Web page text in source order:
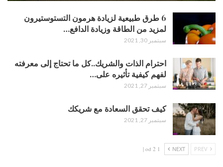
6 طرق طبيعية لزيادة هرمون التستوستيرون
لمزيد من الطاقة وزيادة الدافع…
سبتمبر 30, 2021
احترام الذات والشريك..كل ما تحتاج إلى معرفته
لفهم كيفية تأثيره على…
سبتمبر 27, 2021
كيف تحقق السعادة مع شريكك
سبتمبر 27, 2021
NEXT
1 od 2 |